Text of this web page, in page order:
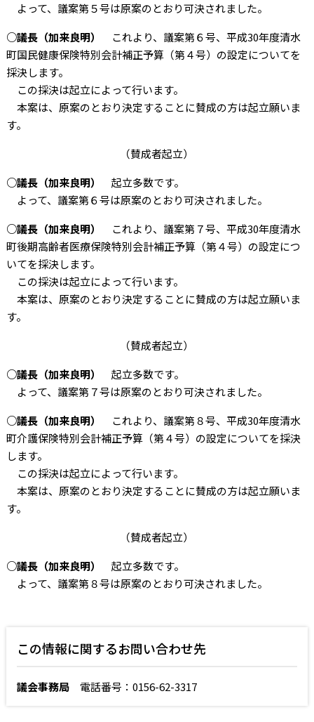
よって、議案第５号は原案のとおり可決されました。
○議長（加来良明）
これより、議案第６号、平成30年度清水
町国民健康保険特別会計補正予算（第４号）の設定についてを
採決します。
この採決は起立によって行います。
本案は、原案のとおり決定することに賛成の方は起立願いま
す。
（賛成者起立）
○議長（加来良明）
起立多数です。
よって、議案第６号は原案のとおり可決されました。
○議長（加来良明）
これより、議案第７号、平成30年度清水
町後期高齢者医療保険特別会計補正予算（第４号）の設定につ
いてを採決します。
この採決は起立によって行います。
本案は、原案のとおり決定することに賛成の方は起立願いま
す。
（賛成者起立）
○議長（加来良明）
起立多数です。
よって、議案第７号は原案のとおり可決されました。
○議長（加来良明）
これより、議案第８号、平成30年度清水
町介護保険特別会計補正予算（第４号）の設定についてを採決
します。
この採決は起立によって行います。
本案は、原案のとおり決定することに賛成の方は起立願いま
す。
（賛成者起立）
○議長（加来良明）
起立多数です。
よって、議案第８号は原案のとおり可決されました。
この情報に関するお問い合わせ先
議会事務局電話番号：0156-62-3317